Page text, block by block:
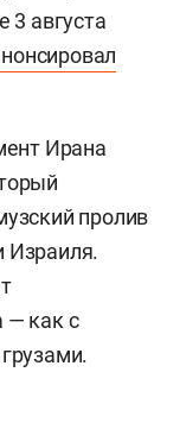
3 августа
Ирана
пролив
Израиля.
— как с